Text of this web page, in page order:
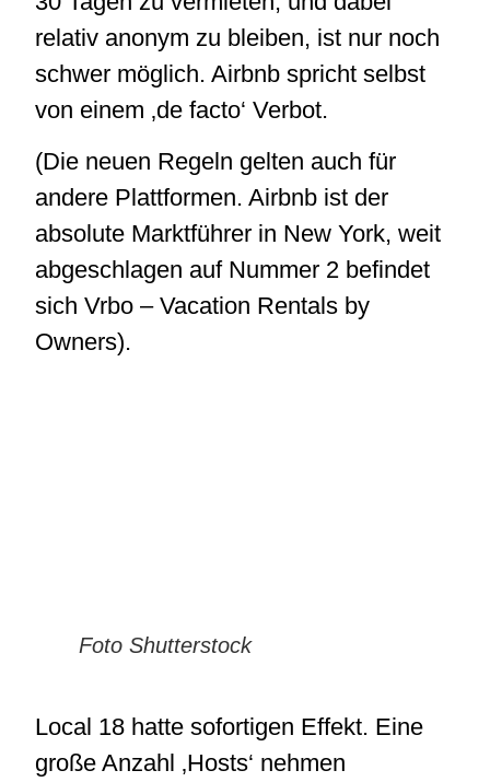
relativ anonym zu bleiben, ist nur noch
schwer möglich. Airbnb spricht selbst
von einem ‚de facto‘ Verbot.
(Die neuen Regeln gelten auch für
andere Plattformen. Airbnb ist der
absolute Marktführer in New York, weit
abgeschlagen auf Nummer 2 befindet
sich Vrbo – Vacation Rentals by
Owners).
Foto Shutterstock
Local 18 hatte sofortigen Effekt. Eine
große Anzahl ‚Hosts‘ nehmen